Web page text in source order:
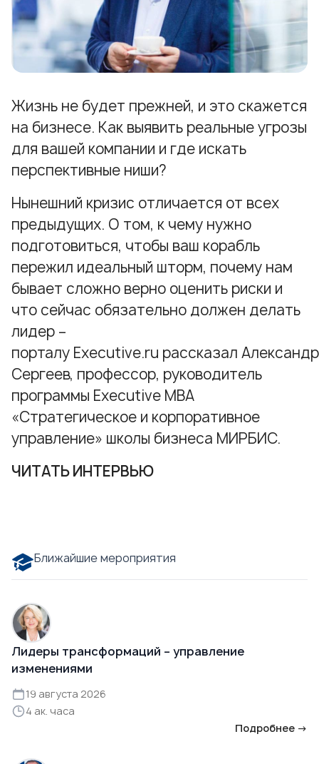
Жизнь не будет прежней, и это скажется
на бизнесе. Как выявить реальные угрозы
для вашей компании и где искать
перспективные ниши?
Нынешний кризис отличается от всех
предыдущих. О том, к чему нужно
подготовиться, чтобы ваш корабль
пережил идеальный шторм, почему нам
бывает сложно верно оценить риски и
что сейчас обязательно должен делать
лидер –
порталу Executive.ru рассказал Александр
Сергеев, профессор, руководитель
программы Executive MBA
«Стратегическое и корпоративное
управление» школы бизнеса МИРБИС.
ЧИТАТЬ ИНТЕРВЬЮ
Ближайшие мероприятия
Лидеры трансформаций – управление
изменениями
19 августа 2026
4 ак. часа
Подробнее →